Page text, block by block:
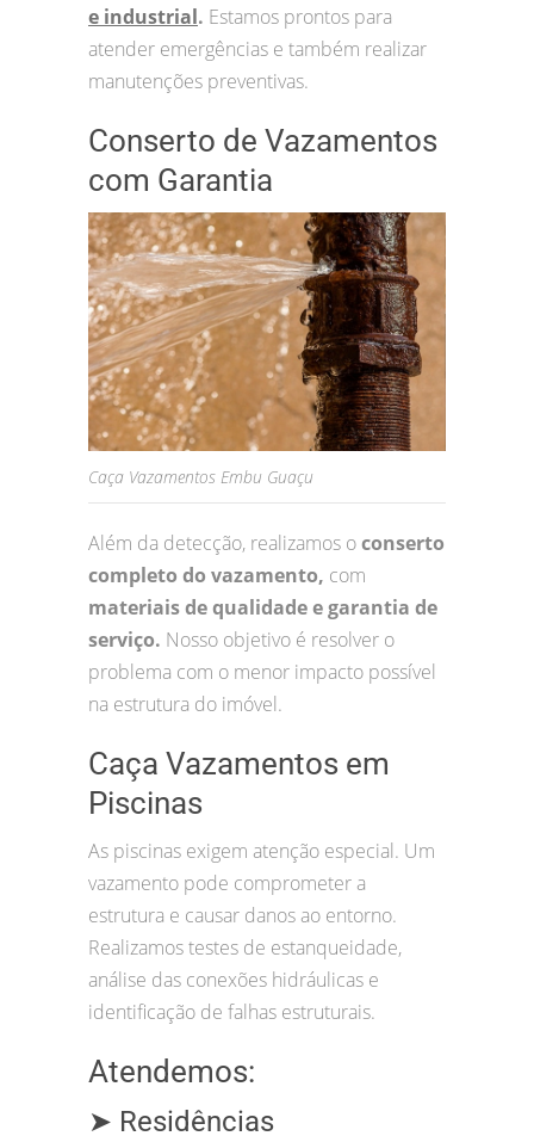
e industrial. Estamos prontos para
atender emergências e também realizar
manutenções preventivas.
Conserto de Vazamentos
com Garantia
Caça Vazamentos Embu Guaçu
Além da detecção, realizamos oconserto
completo do vazamento, com
materiais de qualidade e garantia de
serviço. Nosso objetivo é resolver o
problema com o menor impacto possível
na estrutura do imóvel.
Caça Vazamentos em
Piscinas
As piscinas exigem atenção especial. Um
vazamento pode comprometer a
estrutura e causar danos ao entorno.
Realizamos testes de estanqueidade,
análise das conexões hidráulicas e
identificação de falhas estruturais.
Atendemos:
➤ Residências